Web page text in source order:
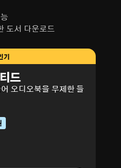
도서 다운로드
기
드
오디오북을 무제한 들